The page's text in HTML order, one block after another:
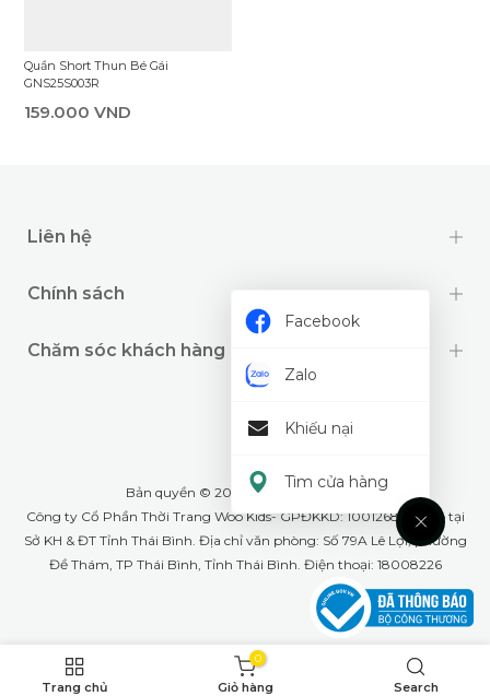
Quần Short Thun Bé Gái
GNS25S003R
159.000 VND
Liên hệ
Chính sách
Chăm sóc khách hàng
Bản quyền © 2024 thuộc về Wookids
Công ty Cổ Phần Thời Trang Woo Kids- GPĐKKD: 1001268555 cấp tại
Sở KH & ĐT Tỉnh Thái Bình. Địa chỉ văn phòng: Số 79A Lê Lợi, phường
Đề Thám, TP Thái Bình, Tỉnh Thái Bình. Điện thoại: 18008226
Facebook
Zalo
Khiếu nại
Tìm cửa hàng
Trang chủ
0
Giỏ hàng Search